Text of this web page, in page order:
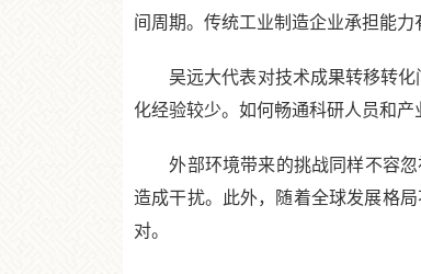
间周期。传统工业制造企业承担能力
吴远大代表对技术成果转移转化
化经验较少。如何畅通科研人员和
外部环境带来的挑战同样不容忽
造成干扰。此外，随着全球发展格
对。